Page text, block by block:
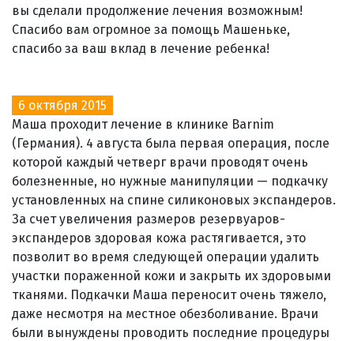
вы сделали продолжение лечения возможным!
Спасибо вам огромное за помощь Машеньке,
спасибо за ваш вклад в лечение ребенка!
6 октября 2015
Маша проходит лечение в клинике Barnim
(Германия). 4 августа была первая операция, после
которой каждый четверг врачи проводят очень
болезненные, но нужные манипуляции — подкачку
установленных на спине силиконовых экспандеров.
За счет увеличения размеров резервуаров-
экспандеров здоровая кожа растягивается, это
позволит во время следующей операции удалить
участки пораженной кожи и закрыть их здоровыми
тканями. Подкачки Маша переносит очень тяжело,
даже несмотря на местное обезболивание. Врачи
были вынуждены проводить последние процедуры